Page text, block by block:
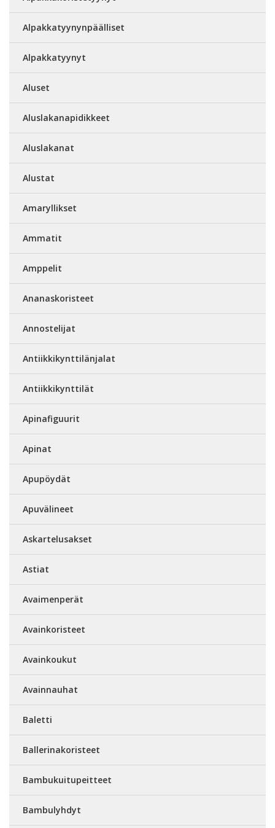
Alpakkatyynynpäälliset
Alpakkatyynyt
Aluset
Aluslakanapidikkeet
Aluslakanat
Alustat
Amaryllikset
Ammatit
Amppelit
Ananaskoristeet
Annostelijat
Antiikkikynttilänjalat
Antiikkikynttilät
Apinafiguurit
Apinat
Apupöydät
Apuvälineet
Askartelusakset
Astiat
Avaimenperät
Avainkoristeet
Avainkoukut
Avainnauhat
Baletti
Ballerinakoristeet
Bambukuitupeitteet
Bambulyhdyt